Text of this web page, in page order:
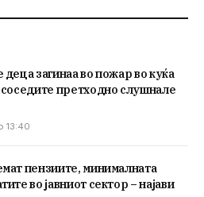
деца загинаа во пожар во куќа
соседите претходно слушнале
13:40
пензиите, минималната
во јавниот сектор – најави